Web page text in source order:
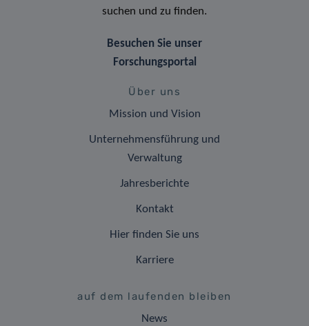
suchen und zu finden.
Besuchen Sie unser
Forschungsportal
Über uns
Mission und Vision
Unternehmensführung und
Verwaltung
Jahresberichte
Kontakt
Hier finden Sie uns
Karriere
auf dem laufenden bleiben
News